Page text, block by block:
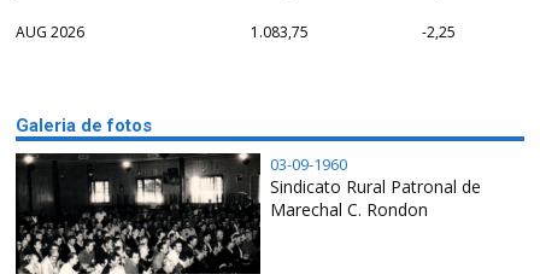
AUG 2026 1.083,75 -2,25
Galeria de fotos
03-09-1960
Sindicato Rural Patronal de
Marechal C. Rondon